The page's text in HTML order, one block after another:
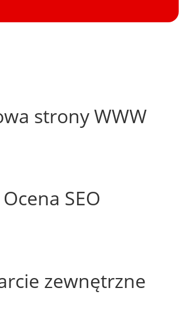
strony WWW
Ocena SEO
zewnętrzne